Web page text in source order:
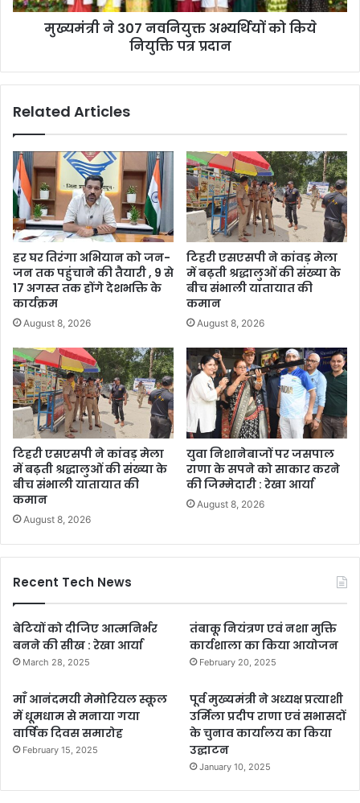
मुख्यमंत्री ने 307 नवनियुक्त अभ्यर्थियों को किये
नियुक्ति पत्र प्रदान
Related Articles
हर घर तिरंगा अभियान को जन-
जन तक पहुंचाने की तैयारी , 9 से
17 अगस्त तक होंगे देशभक्ति के
कार्यक्रम
August 8, 2026
टिहरी एसएसपी ने कांवड़ मेला
में बढ़ती श्रद्धालुओं की संख्या के
बीच संभाली यातायात की
कमान
August 8, 2026
टिहरी एसएसपी ने कांवड़ मेला
में बढ़ती श्रद्धालुओं की संख्या के
बीच संभाली यातायात की
कमान
August 8, 2026
युवा निशानेबाजों पर जसपाल
राणा के सपने को साकार करने
की जिम्मेदारी : रेखा आर्या
August 8, 2026
Recent Tech News
बेटियों को दीजिए आत्मनिर्भर
बनने की सीख : रेखा आर्या
March 28, 2025
तंबाकू नियंत्रण एवं नशा मुक्ति
कार्यशाला का किया आयोजन
February 20, 2025
माँ आनंदमयी मेमोरियल स्कूल
में धूमधाम से मनाया गया
वार्षिक दिवस समारोह
February 15, 2025
पूर्व मुख्यमंत्री ने अध्यक्ष प्रत्याशी
उर्मिला प्रदीप राणा एवं सभासदों
के चुनाव कार्यालय का किया
उद्घाटन
January 10, 2025